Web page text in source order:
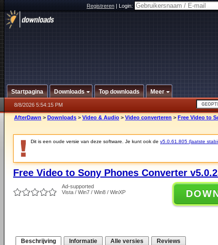
Registreren|Login:
Startpagina Downloads Top downloads Meer
8/8/2026 5:54:15 PM
AfterDawn > Downloads > Video & Audio > Video converteren > Free Video to
Dit is een oude versie van deze software. Je kunt ook de v5.0.61.805 (laatste
Free Video to Sony Phones Converter
Ad-supported
Vista / Win7 / Win8 / WinXP
Beschrijving Informatie Alle versies Reviews